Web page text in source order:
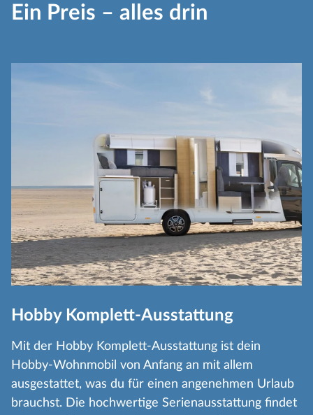
Ein Preis – alles drin
Hobby Komplett-Ausstattung
Mit der Hobby Komplett-Ausstattung ist dein
Hobby-Wohnmobil von Anfang an mit allem
ausgestattet, was du für einen angenehmen Urlaub
brauchst. Die hochwertige Serienausstattung findet